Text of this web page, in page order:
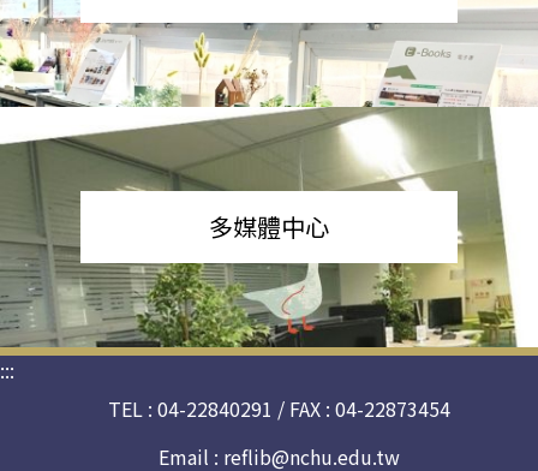
多媒體中心
:::
TEL : 04-22840291 / FAX : 04-22873454
Email : reflib@nchu.edu.tw